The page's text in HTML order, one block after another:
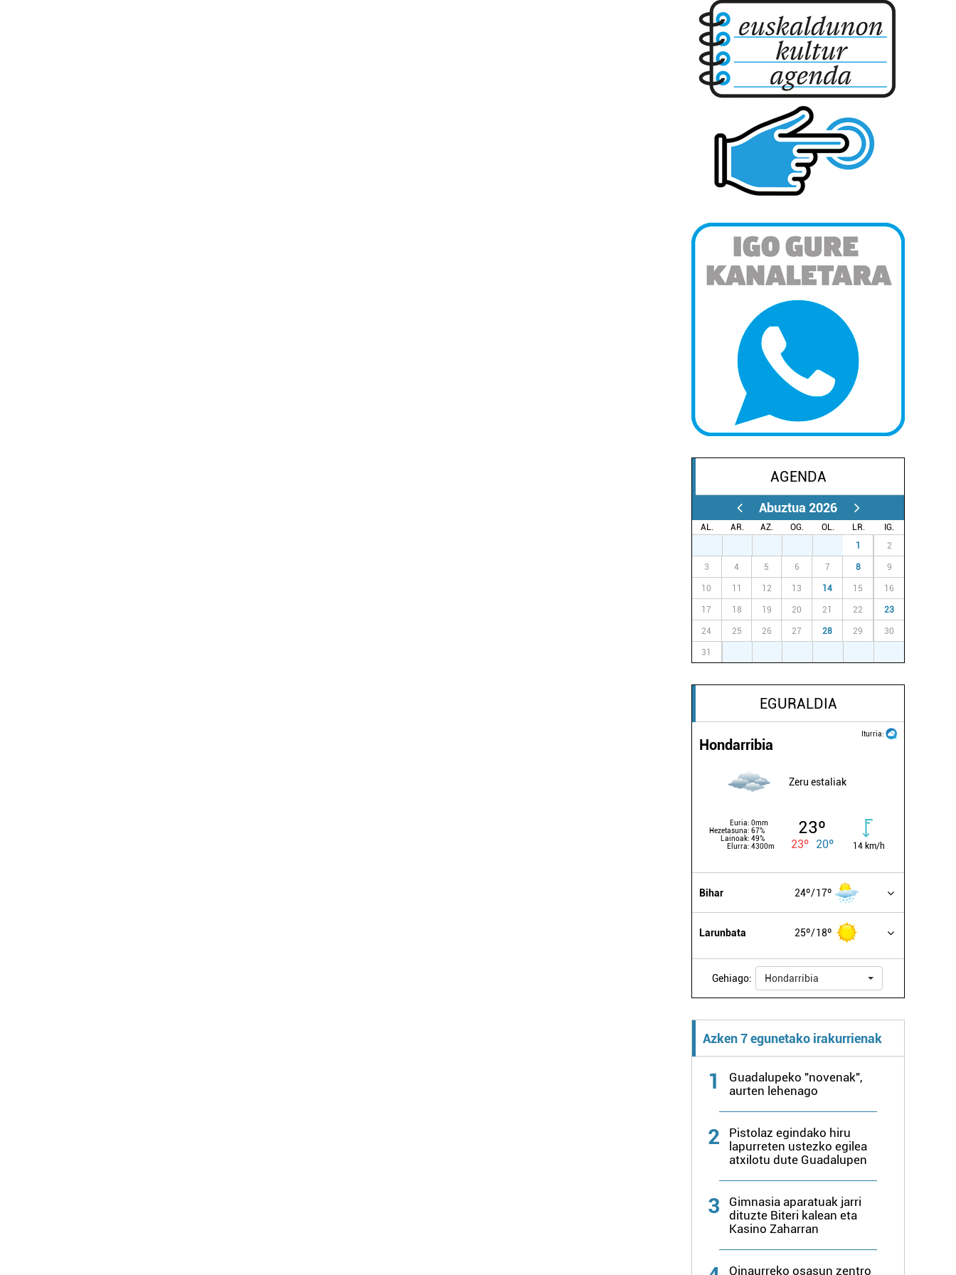
AGENDA
Abuztua 2026
AL. AR. AZ. OG. OL. LR.
IG.
1 2
3 4 5 6 7 8 9
10 11 12 13 14 15 16
17 18 19 20 21 22 23
24 25 26 27 28 29 30
31
EGURALDIA
Iturria:
Hondarribia
Zeru estaliak
Euria: 0mm
Hezetasuna: 67%
Lainoak: 49%
Elurra: 4300m
23º
23º 20º 14 km/h
Bihar 24º 17º
Larunbata 25º 18º
Gehiago: Hondarribia
Azken 7 egunetako irakurrienak
1
Guadalupeko "novenak",
aurten lehenago
2
Pistolaz egindako hiru
lapurreten ustezko egilea
atxilotu dute Guadalupen
3
Gimnasia aparatuak jarri
dituzte Biteri kalean eta
Kasino Zaharran
Oinaurreko osasun zentro